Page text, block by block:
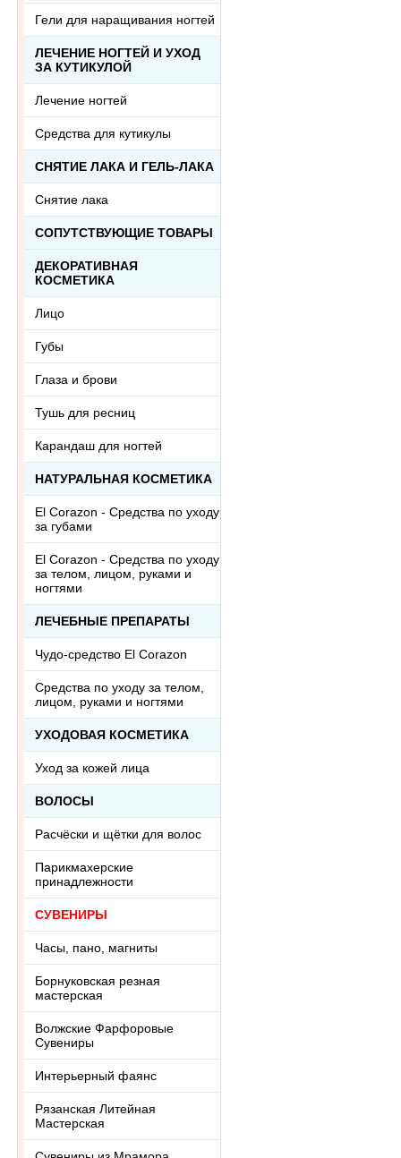
Гели для наращивания ногтей
ЛЕЧЕНИЕ НОГТЕЙ И УХОД
ЗА КУТИКУЛОЙ
Лечение ногтей
Средства для кутикулы
СНЯТИЕ ЛАКА И ГЕЛЬ-ЛАКА
Снятие лака
СОПУТСТВУЮЩИЕ ТОВАРЫ
ДЕКОРАТИВНАЯ
КОСМЕТИКА
Лицо
Губы
Глаза и брови
Тушь для ресниц
Карандаш для ногтей
НАТУРАЛЬНАЯ КОСМЕТИКА
El Corazon - Средства по уходу
за губами
El Corazon - Средства по уходу
за телом, лицом, руками и
ногтями
ЛЕЧЕБНЫЕ ПРЕПАРАТЫ
Чудо-средство El Corazon
Средства по уходу за телом,
лицом, руками и ногтями
УХОДОВАЯ КОСМЕТИКА
Уход за кожей лица
ВОЛОСЫ
Расчёски и щётки для волос
Парикмахерские
принадлежности
СУВЕНИРЫ
Часы, пано, магниты
Борнуковская резная
мастерская
Волжские Фарфоровые
Сувениры
Интерьерный фаянс
Рязанская Литейная
Мастерская